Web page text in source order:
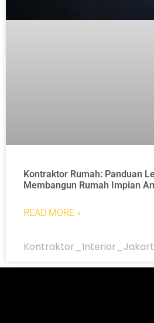
Kontraktor Rumah: Panduan
Membangun Rumah Impian
READ MORE »